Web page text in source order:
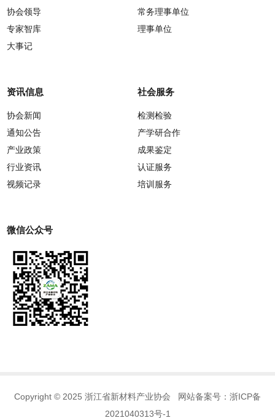
协会领导
专家智库
大事记
常务理事单位
理事单位
资讯信息
协会新闻
通知公告
产业政策
行业资讯
视频记录
社会服务
检测检验
产学研合作
成果鉴定
认证服务
培训服务
微信公众号
Copyright © 2025 浙江省新材料产业协会 网站备案号： 浙ICP备
2021040313号-1